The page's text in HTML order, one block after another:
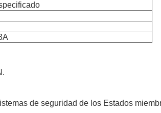
de seguridad de los Estados